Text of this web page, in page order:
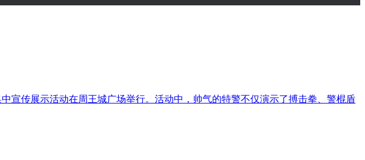
传展示活动在周王城广场举行。活动中，帅气的特警不仅演示了搏击拳、警棍盾